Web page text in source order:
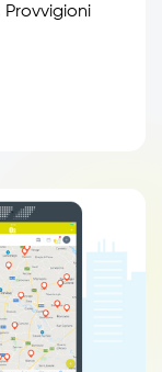
Provvigioni